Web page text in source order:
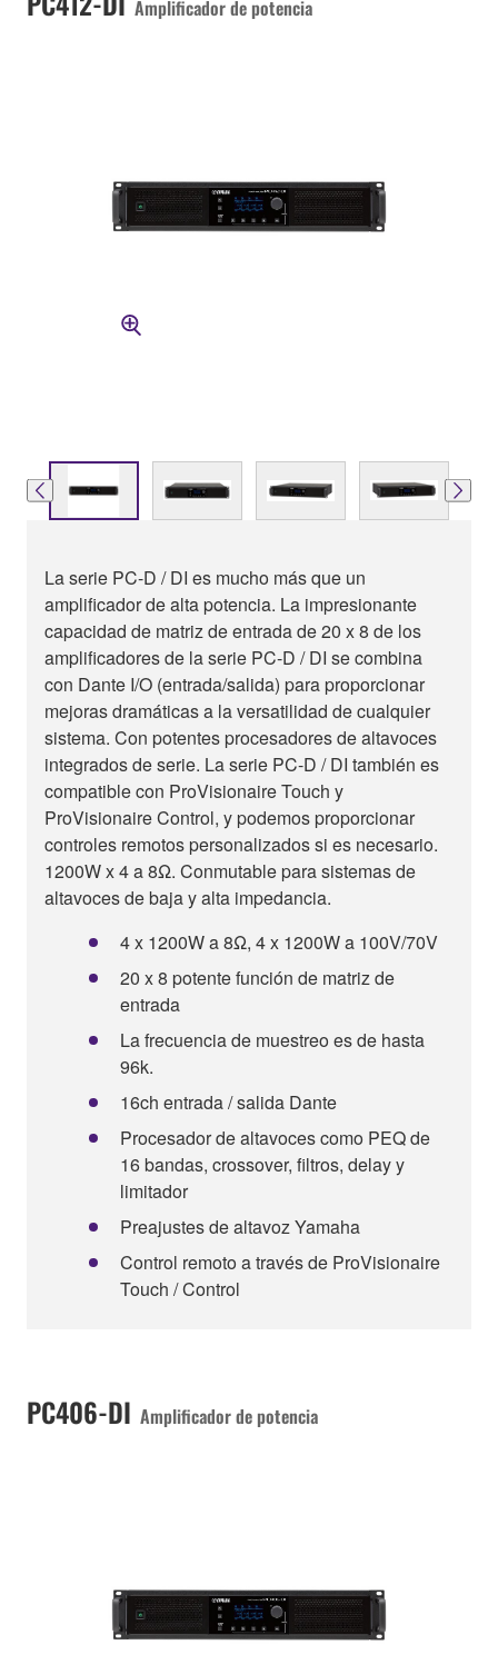
Amplificador de potencia
La serie PC-D / DI es mucho más que un
amplificador de alta potencia. La impresionante
capacidad de matriz de entrada de 20 x 8 de los
amplificadores de la serie PC-D / DI se combina
con Dante I/O (entrada/salida) para proporcionar
mejoras dramáticas a la versatilidad de cualquier
sistema. Con potentes procesadores de altavoces
integrados de serie. La serie PC-D / DI también es
compatible con ProVisionaire Touch y
ProVisionaire Control, y podemos proporcionar
controles remotos personalizados si es necesario.
1200W x 4 a 8Ω. Conmutable para sistemas de
altavoces de baja y alta impedancia.
4 x 1200W a 8Ω, 4 x 1200W a 100V/70V
20 x 8 potente función de matriz de
entrada
La frecuencia de muestreo es de hasta
96k.
16ch entrada / salida Dante
Procesador de altavoces como PEQ de
16 bandas, crossover, filtros, delay y
limitador
Preajustes de altavoz Yamaha
Control remoto a través de ProVisionaire
Touch / Control
PC406-DI Amplificador de potencia